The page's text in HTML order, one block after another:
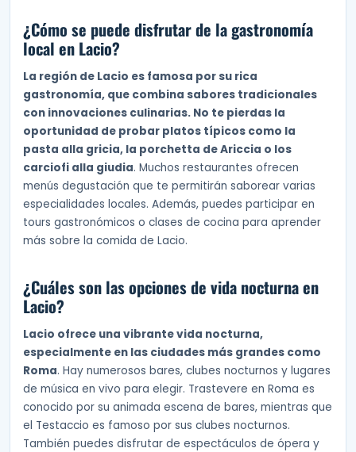
¿Cómo se puede disfrutar de la gastronomía
local en Lacio?
La región de Lacio es famosa por su rica
gastronomía, que combina sabores tradicionales
con innovaciones culinarias. No te pierdas la
oportunidad de probar platos típicos como la
pasta alla gricia, la porchetta de Ariccia o los
carciofi alla giudia. Muchos restaurantes ofrecen
menús degustación que te permitirán saborear varias
especialidades locales. Además, puedes participar en
tours gastronómicos o clases de cocina para aprender
más sobre la comida de Lacio.
¿Cuáles son las opciones de vida nocturna en
Lacio?
Lacio ofrece una vibrante vida nocturna,
especialmente en las ciudades más grandes como
Roma. Hay numerosos bares, clubes nocturnos y lugares
de música en vivo para elegir. Trastevere en Roma es
conocido por su animada escena de bares, mientras que
el Testaccio es famoso por sus clubes nocturnos.
También puedes disfrutar de espectáculos de ópera y